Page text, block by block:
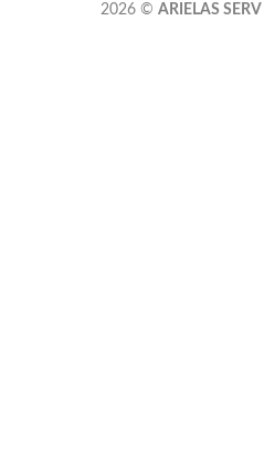
2026 © ARIELAS SERV